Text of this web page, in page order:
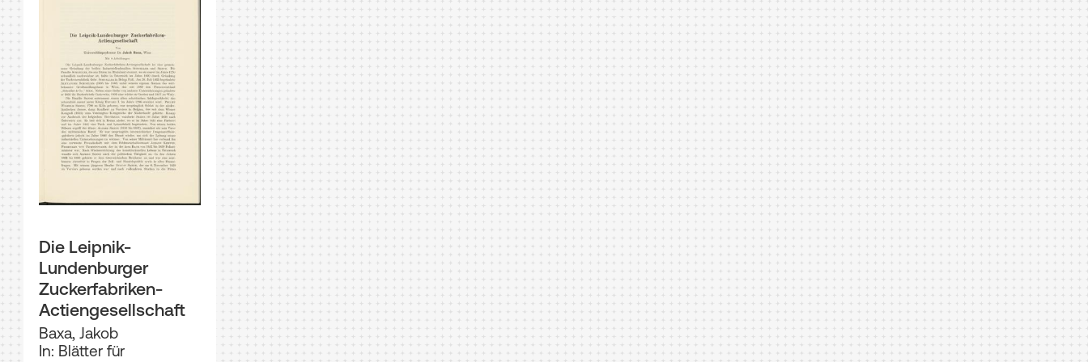
Die Leipnik-
Lundenburger
Zuckerfabriken-
Actiengesellschaft
Baxa, Jakob
In: Blätter für